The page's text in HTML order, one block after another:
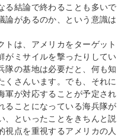
る結論で終わることも多いで
論があるのか、という意識は
トは、アメリカをターゲット
がミサイルを撃ったりしてい
隊の基地は必要だと、何も知
くさんいます。でも、それに
軍が対応することが予定され
ることになっている海兵隊が
、といったことをきちんと説
視点を重視するアメリカの人